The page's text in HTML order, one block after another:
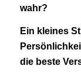
wahr?
Ein kleines
die beste